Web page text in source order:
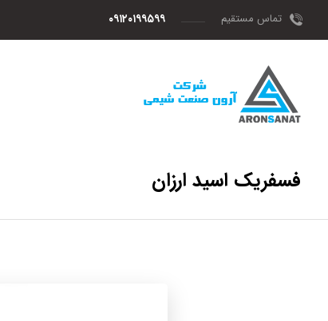
تماس مستقیم ۰۹۱۲۰۱۹۹۵۹۹
فسفریک اسید ارزان